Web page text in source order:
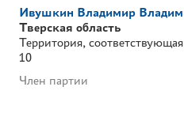
Ивушкин Владимир
Тверская область
Территория,
10
Член партии